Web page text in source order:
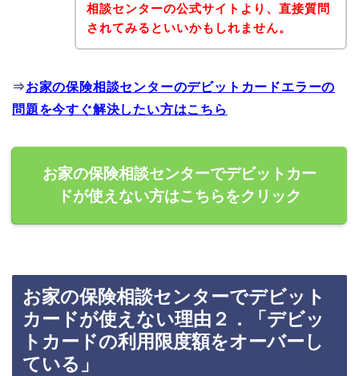
相談センターの公式サイトより、直接質問
されてみるといいかもしれません。
⇒お家の保険相談センターのデビットカードエラーの
問題を今すぐ解決したい方はこちら
お家の保険相談センターでデビットカー
ドが使えない方はこちらをクリック
お家の保険相談センターでデビット
カードが使えない理由２．「デビッ
トカードの利用限度額をオーバーし
ている」